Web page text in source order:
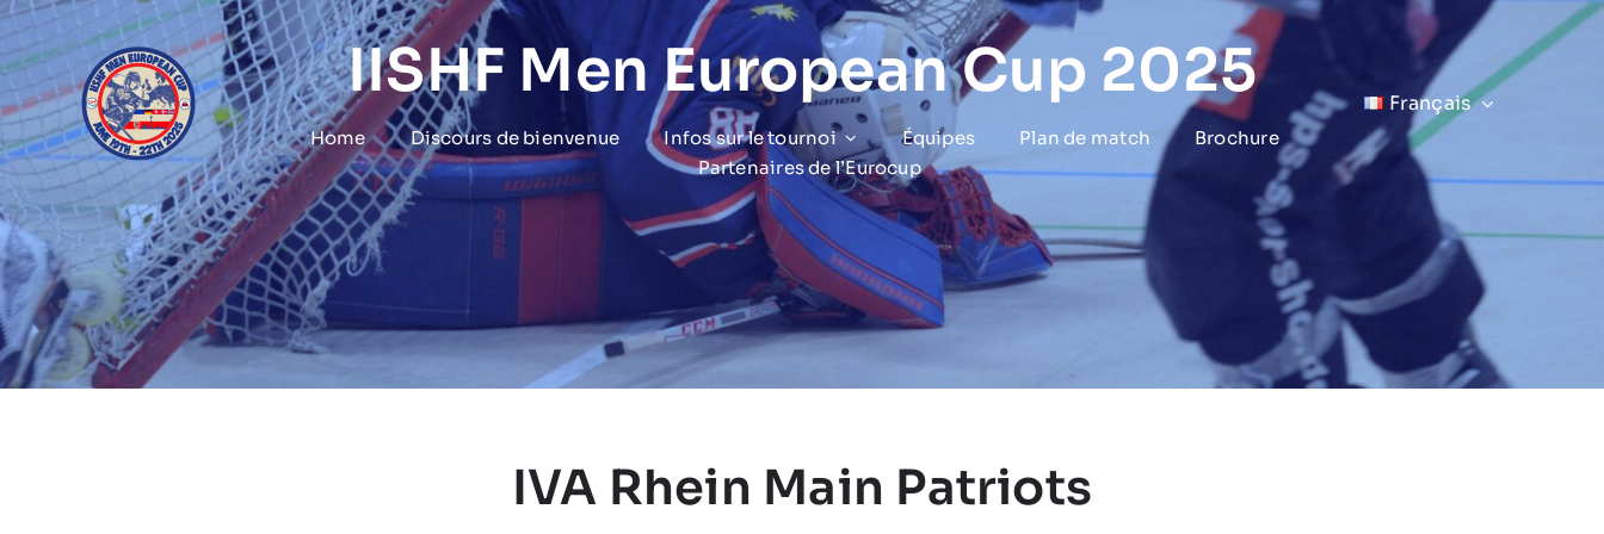
Skip
content
IISHF Men European Cup 2025
Home Discours de bienvenue Infos sur le tournoi Équipes Plan de match
Brochure
Partenaires de l’Eurocup
Français
IVA Rhein Main Patriots